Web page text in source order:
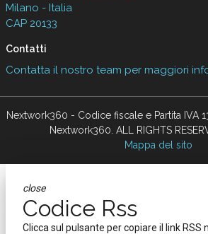
Milano - Italia
CAP 20133
Contatti
Contatta il nostro team per maggiori
Nextwork360 - Codice fiscale e Partita IVA
Nextwork360. ALL RIGHTS
Mappa del sito
close
Codice Rss
Clicca sul pulsante per copiare il link RSS